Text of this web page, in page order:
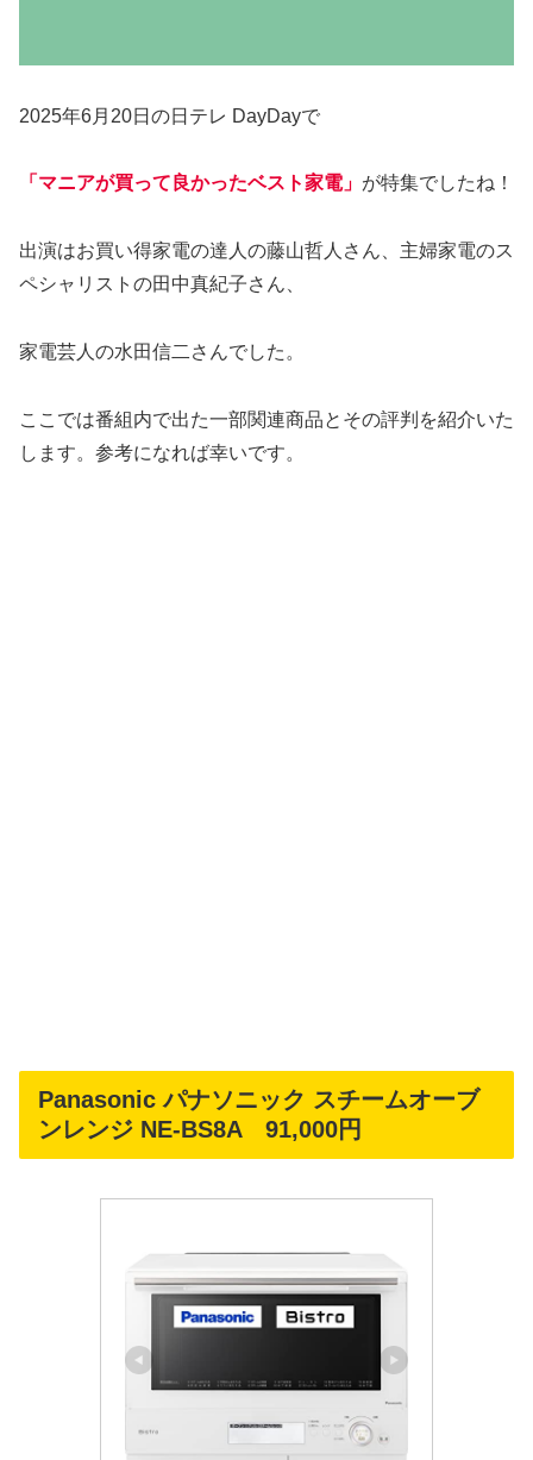
2025年6月20日の日テレ DayDayで
「マニアが買って良かったベスト家電」 が特集でしたね！
出演はお買い得家電の達人の藤山哲人さん、主婦家電のス
ペシャリストの田中真紀子さん、
家電芸人の水田信二さんでした。
ここでは番組内で出た一部関連商品とその評判を紹介いた
します。参考になれば幸いです。
Panasonic パナソニック スチームオーブ
ンレンジ NE-BS8A 91,000円